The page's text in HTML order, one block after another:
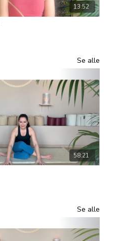
13:52
Se alle
58:21
Se alle